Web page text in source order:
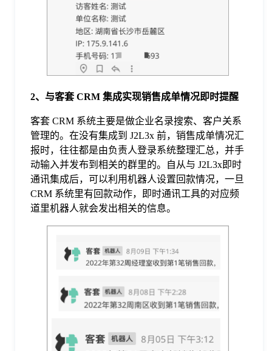
2、 与客套 CRM 集成实现销售成单情况即时提醒
客套 CRM 系统主要是做企业名录搜索、客户关系
管理的。在没有集成到 J2L3x 前，销售成单情况汇
报时，往往都是由负责人登录系统整理汇总，并手
动输入并发布到相关的群里的。自从与 J2L3x即时
通讯集成后，可以利用机器人设置回款情况，一旦
CRM 系统里有回款动作，即时通讯工具的对应频
道里机器人就会发出相关的信息。